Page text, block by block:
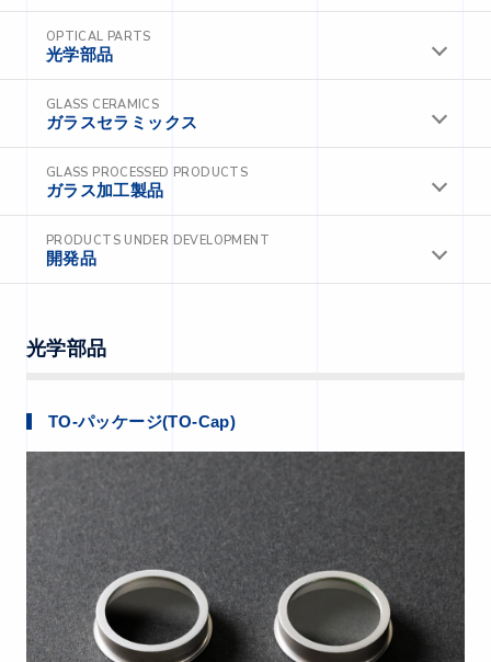
OPTICAL PARTS
光学部品
GLASS CERAMICS
ガラスセラミックス
GLASS PROCESSED PRODUCTS
ガラス加工製品
PRODUCTS UNDER DEVELOPMENT
開発品
光学部品
TO-パッケージ(TO-Cap)